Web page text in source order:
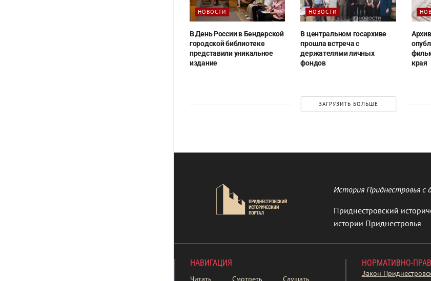
НОВОСТИ
В День России в Бендерской
городской библиотеке
представили уникальное
издание
НОВОСТИ
В центральном госархиве
прошла встреча с
держателями личных
фондов
края
ЗАГРУЗИТЬ БОЛЬШЕ
История Приднестровья с
Приднестровский
истории Приднестровья
НАВИГАЦИЯ
Читать Смотреть Слушать
НОРМАТИВНО-
Закон